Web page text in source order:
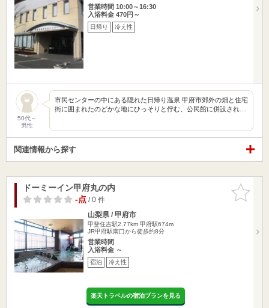
営業時間 10:00～16:30
入浴料金 470円～
日帰り 冷え性
50代～
男性
市民センターの中にある隠れた日帰り温泉 甲府市郊外の畑と住宅
街に囲まれたのどかな地にひっそりと佇む、公民館に併設され…
関連情報から探す
お気に入
りに追加
ドーミーイン甲府丸の内
-点/ 0 件
山梨県 / 甲府市
甲斐住吉駅2.77km 甲府駅674m
JR甲府駅南口から徒歩約8分
営業時間
入浴料金 ～
宿泊 冷え性
楽天トラベルの宿泊プランを見る